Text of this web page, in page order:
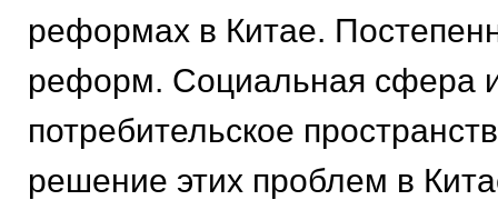
реформах в Китае.
реформ. Социальная сфера
потребительское
решение этих проблем в